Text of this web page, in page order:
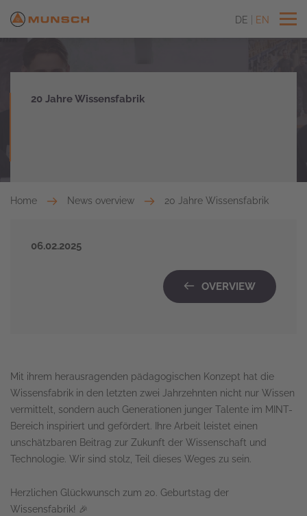
DE EN
20 Jahre Wissensfabrik
Home News overview 20 Jahre Wissensfabrik
06.02.2025
OVERVIEW
Mit ihrem herausragenden pädagogischen Konzept hat die
Wissensfabrik in den letzten zwei Jahrzehnten nicht nur Wissen
vermittelt, sondern auch Generationen junger Talente im MINT-
Bereich inspiriert und gefördert. Ihre Arbeit leistet einen
unschätzbaren Beitrag zur Zukunft der Wissenschaft und
Technologie. Wir sind stolz, Teil dieses Weges zu sein.
Herzlichen Glückwunsch zum 20. Geburtstag der
Wissensfabrik! 🎉